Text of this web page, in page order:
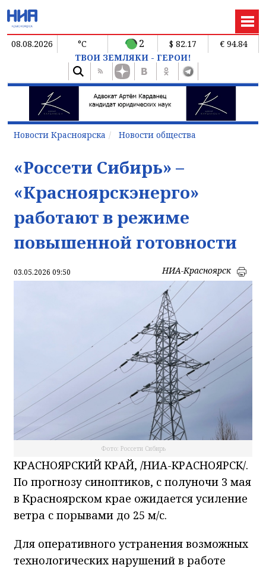
08.08.2026 °C 2 $ 82.17
€ 94.84
ТВОИ ЗЕМЛЯКИ - ГЕРОИ!
Новости Красноярска Новости общества
«Россети Сибирь» –
«Красноярскэнерго»
работают в режиме
повышенной готовности
03.05.2026 09:50 НИА-Красноярск
Фото: Россети Сибирь
КРАСНОЯРСКИЙ КРАЙ, /НИА-КРАСНОЯРСК/.
По прогнозу синоптиков, с полуночи 3 мая
в Красноярском крае ожидается усиление
ветра с порывами до 25 м/с.
Для оперативного устранения возможных
технологических нарушений в работе